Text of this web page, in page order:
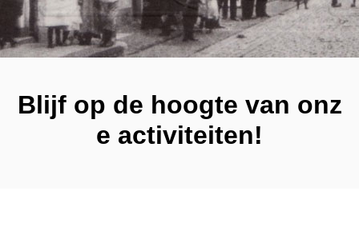
Blijf op de hoogte van onz
e activiteiten!